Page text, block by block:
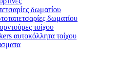
δωματίου
δωματίου
τοίχου
αυτοκόλλητα τοίχου